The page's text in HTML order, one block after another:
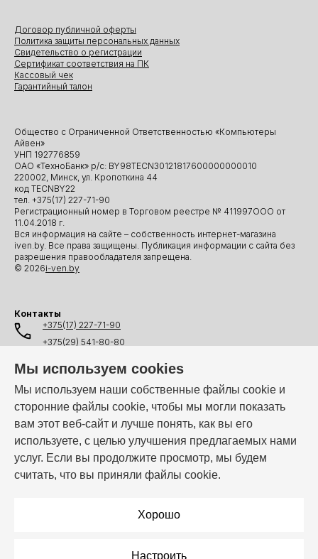
Мы используем cookies
Мы используем наши собственные файлы cookie и
сторонние файлы cookie, чтобы мы могли показать
вам этот веб-сайт и лучше понять, как вы его
используете, с целью улучшения предлагаемых нами
услуг. Если вы продолжите просмотр, мы будем
считать, что вы приняли файлы cookie.
Хорошо
Настроить
Общество с Ограниченной Ответственностью «Компьютеры
Айвен»
УНП 192776859
ОАО «ТехноБанк» р/с: BY98TECN30121817600000000010
220002, Минск, ул. Кропоткина 44
код TECNBY22
тел. +375(17) 227-71-90
Регистрационный номер в Торговом реестре № 411997ООО от
11.04.2018 г.
Вся информация на сайте – собственность интернет-магазина
iven.by. Все права защищены. Публикация информации с сайта без
разрешения правообладателя запрещена.
© 2026i-ven.by
Договор публичной оферты
Политика защиты персональных данных
Свидетельство о регистрации
Сертификат соответствия на ПК
Кассовый чек
Гарантийный талон
Контакты
+375(17) 227-71-90
+375(29) 541-80-80
+375(44) 541-80-80
info@i-ven.by
Мы в мессенджерах:
Режим работы: Пн–Пт: 10:00 – 19:00